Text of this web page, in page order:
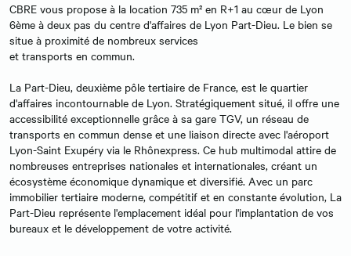
CBRE vous propose à la location 735 m² en R+1 au cœur de Lyon
6ème à deux pas du centre d'affaires de Lyon Part-Dieu. Le bien se
situe à proximité de nombreux services
et transports en commun.
La Part-Dieu, deuxième pôle tertiaire de France, est le quartier
d'affaires incontournable de Lyon. Stratégiquement situé, il offre une
accessibilité exceptionnelle grâce à sa gare TGV, un réseau de
transports en commun dense et une liaison directe avec l'aéroport
Lyon-Saint Exupéry via le Rhônexpress. Ce hub multimodal attire de
nombreuses entreprises nationales et internationales, créant un
écosystème économique dynamique et diversifié. Avec un parc
immobilier tertiaire moderne, compétitif et en constante évolution, La
Part-Dieu représente l'emplacement idéal pour l'implantation de vos
bureaux et le développement de votre activité.